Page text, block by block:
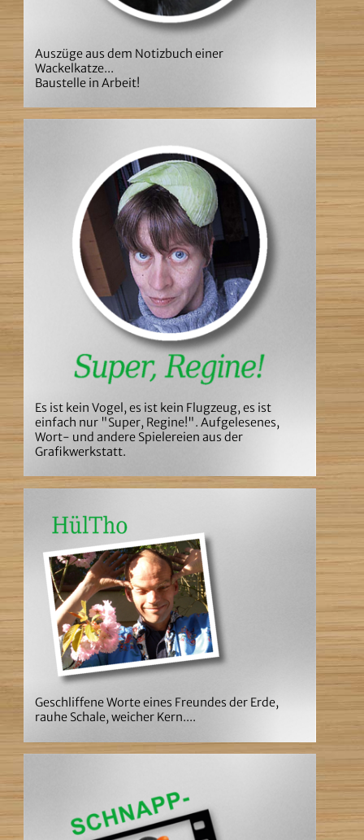
Auszüge aus dem Notizbuch einer
Wackelkatze...
Baustelle in Arbeit!
Es ist kein Vogel, es ist kein Flugzeug, es ist
einfach nur "Super, Regine!". Aufgelesenes,
Wort- und andere Spielereien aus der
Grafikwerkstatt.
Geschliffene Worte eines Freundes der Erde,
rauhe Schale, weicher Kern....